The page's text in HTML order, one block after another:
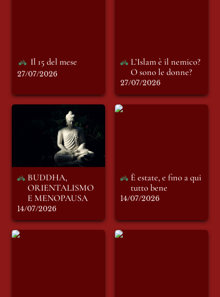
Il 15 del mese
27/07/2026
L’Islam è il nemico?
O sono le donne?
27/07/2026
BUDDHA,
ORIENTALISMO E
MENOPAUSA
BUDDHA,
ORIENTALISMO
E MENOPAUSA
14/07/2026
È estate, e fino a qui
È estate, e fino a qui
tutto bene
14/07/2026
Spiagge sicure
Parma è ancora